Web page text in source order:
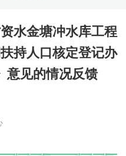
水金塘冲水库工程
持人口核定登记办
意见的情况反馈